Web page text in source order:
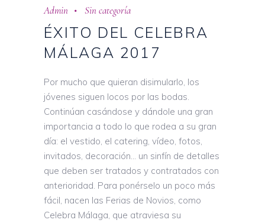
Admin Sin categoría
ÉXITO DEL CELEBRA
MÁLAGA 2017
Por mucho que quieran disimularlo, los
jóvenes siguen locos por las bodas.
Continúan casándose y dándole una gran
importancia a todo lo que rodea a su gran
día: el vestido, el catering, vídeo, fotos,
invitados, decoración… un sinfín de detalles
que deben ser tratados y contratados con
anterioridad. Para ponérselo un poco más
fácil, nacen las Ferias de Novios, como
Celebra Málaga, que atraviesa su